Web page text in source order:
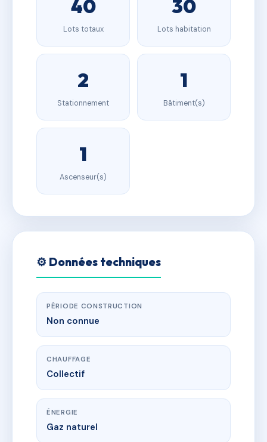
40
Lots totaux
30
Lots habitation
2
Stationnement
1
Bâtiment(s)
1
Ascenseur(s)
⚙️ Données techniques
PÉRIODE CONSTRUCTION
Non connue
CHAUFFAGE
Collectif
ÉNERGIE
Gaz naturel